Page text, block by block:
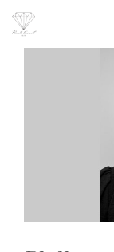
Aller
contenu